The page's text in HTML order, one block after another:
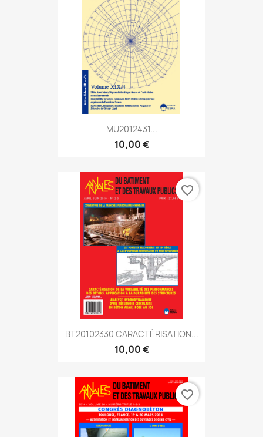
MU2012431...
10,00 €
BT20102330 CARACTÉRISATION...
10,00 €
favorite_border
favorite_border